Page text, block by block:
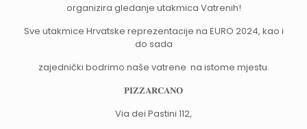
organizira gledanje utakmica Vatrenih!
Sve utakmice Hrvatske reprezentacije na EURO 2024, kao i
do sada
zajednički bodrimo naše vatrene na istome mjestu.
𝐏𝐈𝐙𝐙𝐀𝐑𝐂𝐀𝐍𝐎
Via dei Pastini 112,